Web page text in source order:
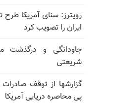
رویترز: سنای آمریکا
ایران را تصویب کرد
جاودانگی و درگذشت
شریعتی
گزارشها از توقف
پی محاصره دریایی آمریکا